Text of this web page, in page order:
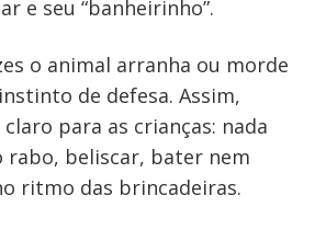
e seu “banheirinho”.
o animal arranha ou morde
de defesa. Assim,
para as crianças: nada
rabo, beliscar, bater nem
ritmo das brincadeiras.